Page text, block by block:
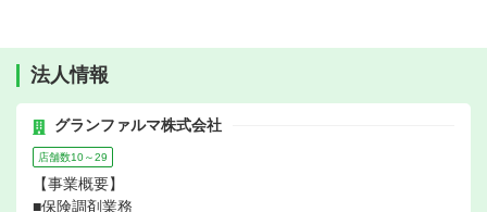
法人情報
グランファルマ株式会社
店舗数10～29
【事業概要】
■保険調剤業務